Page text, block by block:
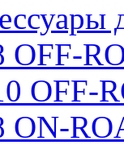
OFF-
OFF-
ON-